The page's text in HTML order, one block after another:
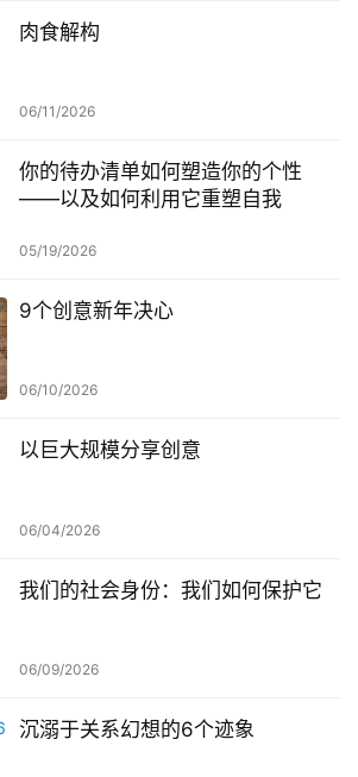
肉食解构
06/11/2026
你的待办清单如何塑造你的个性
——以及如何利用它重塑自我
05/19/2026
9个创意新年决心
06/10/2026
以巨大规模分享创意
06/04/2026
我们的社会身份：我们如何保护它
06/09/2026
沉溺于关系幻想的6个迹象